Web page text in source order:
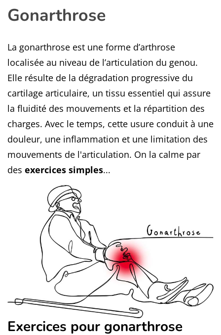
Gonarthrose
La gonarthrose est une forme d’arthrose
localisée au niveau de l’articulation du genou.
Elle résulte de la dégradation progressive du
cartilage articulaire, un tissu essentiel qui assure
la fluidité des mouvements et la répartition des
charges. Avec le temps, cette usure conduit à une
douleur, une inflammation et une limitation des
mouvements de l'articulation. On la calme par
des exercices simples...
Exercices pour gonarthrose